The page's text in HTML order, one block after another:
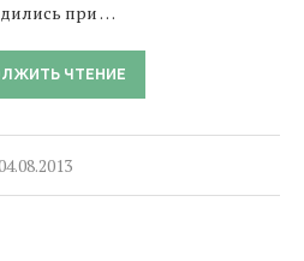
при …
ЧТЕНИЕ